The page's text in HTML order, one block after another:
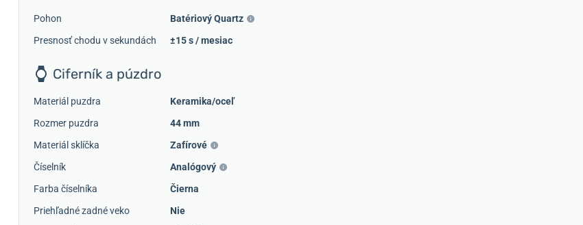
Pohon
Batériový Quartz
Presnosť chodu v sekundách
±15 s / mesiac
Ciferník a púzdro
Materiál puzdra
Keramika/oceľ
Rozmer puzdra
44 mm
Materiál sklíčka
Zafírové
Číselník
Analógový
Farba číselníka
Čierna
Priehľadné zadné veko
Nie